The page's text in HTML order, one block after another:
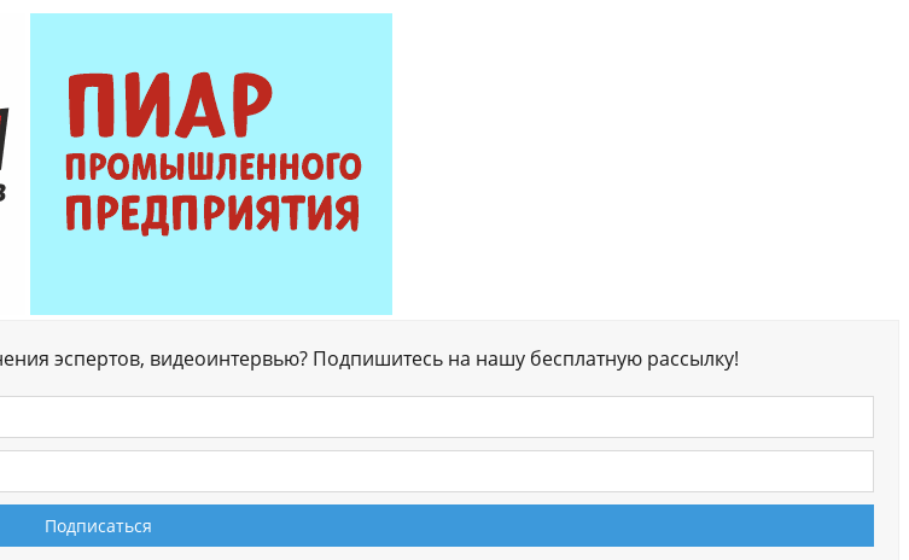
эспертов, видеоинтервью? Подпишитесь на нашу бесплатную рассылку!